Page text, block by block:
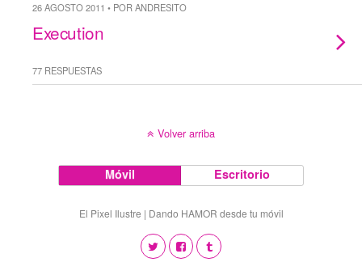
26 AGOSTO 2011 • POR ANDRESITO
Execution
77 RESPUESTAS
Volver arriba
Móvil Escritorio
El Pixel Ilustre | Dando HAMOR desde tu móvil